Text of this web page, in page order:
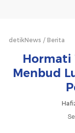
detikNews Berita
Hormati
Menbud